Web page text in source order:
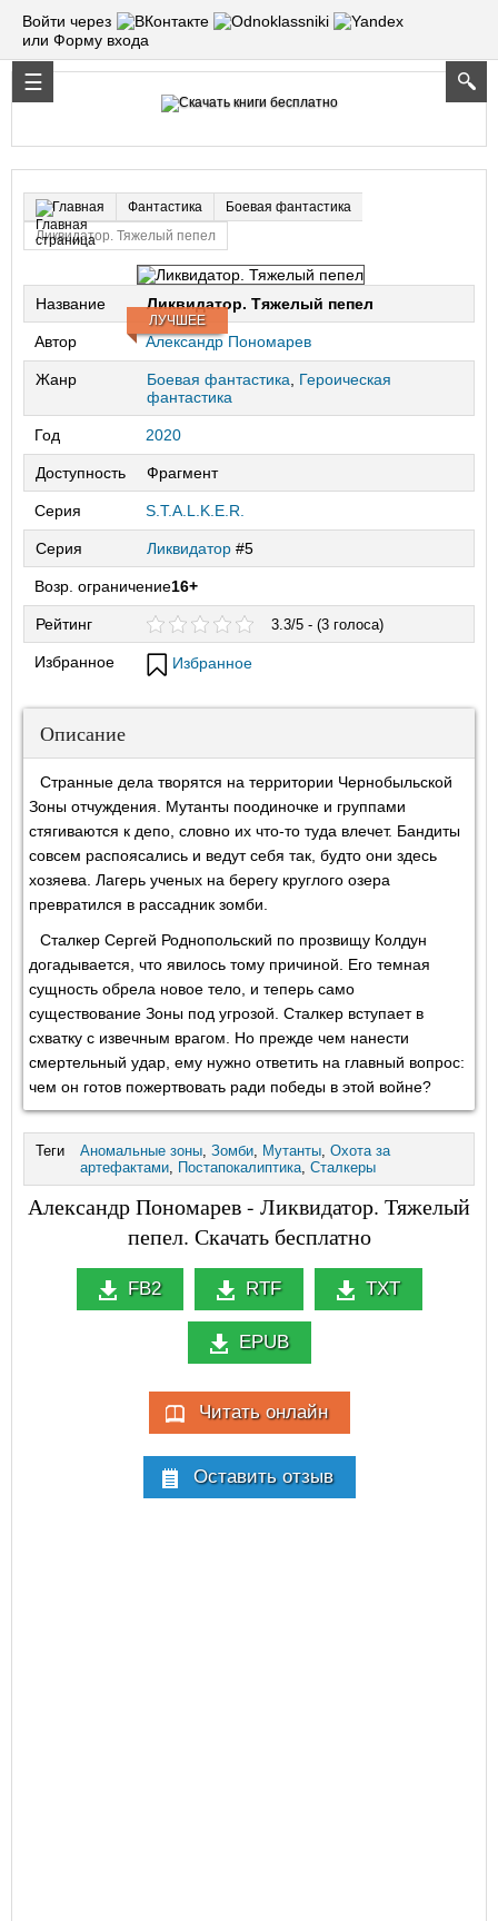
Войти через
или Форму входа
Главная Фантастика
Боевая фантастика
Ликвидатор. Тяжелый пепел
ЛУЧШЕЕ
Название Ликвидатор. Тяжелый пепел
Автор Александр Пономарев
Жанр Боевая фантастика, Героическая
фантастика
Год 2020
Доступность Фрагмент
Серия S.T.A.L.K.E.R.
Серия Ликвидатор #5
Возр. ограничение16+
Рейтинг 3.3/5 - (3 голоса)
Избранное Избранное
Описание
Странные дела творятся на территории Чернобыльской
Зоны отчуждения. Мутанты поодиночке и группами
стягиваются к депо, словно их что-то туда влечет. Бандиты
совсем распоясались и ведут себя так, будто они здесь
хозяева. Лагерь ученых на берегу круглого озера
превратился в рассадник зомби.
Сталкер Сергей Роднопольский по прозвищу Колдун
догадывается, что явилось тому причиной. Его темная
сущность обрела новое тело, и теперь само
существование Зоны под угрозой. Сталкер вступает в
схватку с извечным врагом. Но прежде чем нанести
смертельный удар, ему нужно ответить на главный вопрос:
чем он готов пожертвовать ради победы в этой войне?
Теги Аномальные зоны, Зомби, Мутанты, Охота за
артефактами, Постапокалиптика, Сталкеры
Александр Пономарев - Ликвидатор. Тяжелый
пепел. Скачать бесплатно
FB2 RTF TXT
EPUB
Читать онлайн
Оставить отзыв